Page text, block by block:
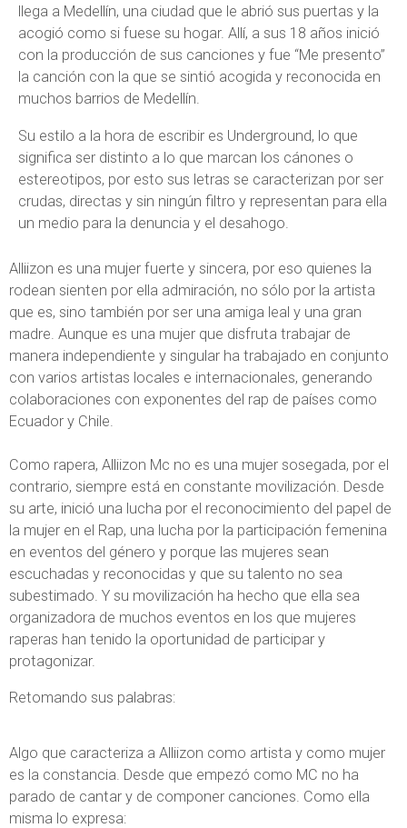
llega a Medellín, una ciudad que le abrió sus puertas y la
acogió como si fuese su hogar. Allí, a sus 18 años inició
con la producción de sus canciones y fue “Me presento”
la canción con la que se sintió acogida y reconocida en
muchos barrios de Medellín.
Su estilo a la hora de escribir es Underground, lo que
significa ser distinto a lo que marcan los cánones o
estereotipos, por esto sus letras se caracterizan por ser
crudas, directas y sin ningún filtro y representan para ella
un medio para la denuncia y el desahogo.
Alliizon es una mujer fuerte y sincera, por eso quienes la
rodean sienten por ella admiración, no sólo por la artista
que es, sino también por ser una amiga leal y una gran
madre. Aunque es una mujer que disfruta trabajar de
manera independiente y singular ha trabajado en conjunto
con varios artistas locales e internacionales, generando
colaboraciones con exponentes del rap de países como
Ecuador y Chile.
Como rapera, Alliizon Mc no es una mujer sosegada, por el
contrario, siempre está en constante movilización. Desde
su arte, inició una lucha por el reconocimiento del papel de
la mujer en el Rap, una lucha por la participación femenina
en eventos del género y porque las mujeres sean
escuchadas y reconocidas y que su talento no sea
subestimado. Y su movilización ha hecho que ella sea
organizadora de muchos eventos en los que mujeres
raperas han tenido la oportunidad de participar y
protagonizar.
Retomando sus palabras:
Algo que caracteriza a Alliizon como artista y como mujer
es la constancia. Desde que empezó como MC no ha
parado de cantar y de componer canciones. Como ella
misma lo expresa: